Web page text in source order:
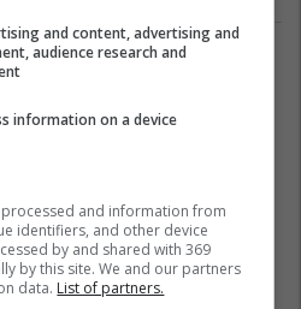
1
and content, advertising and
audience research and
information on a device
and information from
identifiers, and other device
by and shared with 369
by this site. We and our partners
data. List of partners.